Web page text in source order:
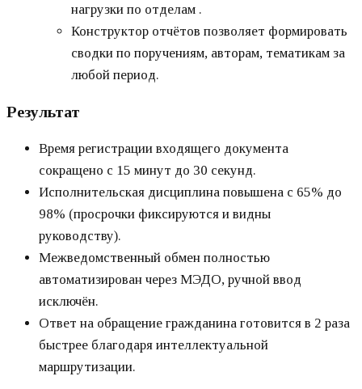
нагрузки по отделам .
Конструктор отчётов позволяет формировать
сводки по поручениям, авторам, тематикам за
любой период.
Результат
Время регистрации входящего документа
сокращено с 15 минут до 30 секунд.
Исполнительская дисциплина повышена с 65% до
98% (просрочки фиксируются и видны
руководству).
Межведомственный обмен полностью
автоматизирован через МЭДО, ручной ввод
исключён.
Ответ на обращение гражданина готовится в 2 раза
быстрее благодаря интеллектуальной
маршрутизации.